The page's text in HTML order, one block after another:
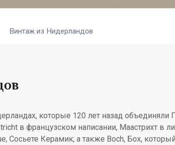
Винтаж из Нидерландов
которые 120 лет назад
в французском написании, Маастрихт в
Сосьете Керамик; а также Boch, Бох,